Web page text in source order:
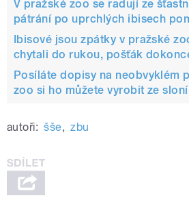
V pražské zoo se radují ze
pátrání po uprchlých ibisech
Ibisové jsou zpátky v pražské
chytali do rukou, pošťák
Posíláte dopisy na neobvyklém
zoo si ho můžete vyrobit ze
autoři: šše, zbu